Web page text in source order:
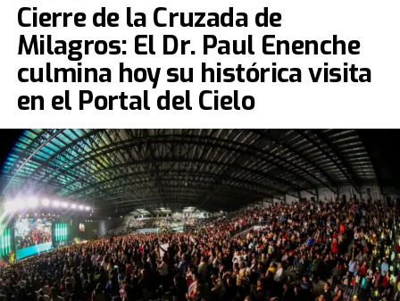
Cierre de la Cruzada de
Milagros: El Dr. Paul Enenche
culmina hoy su histórica visita
en el Portal del Cielo